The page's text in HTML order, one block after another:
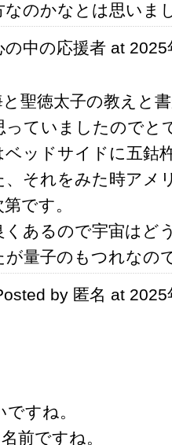
なのかなとは思いま
の中の応援者 at
聖徳太子の教えと
っていましたのでと
ッドサイドに五鈷
それをみた時アメ
です。
あるので宇宙はど
が量子のもつれなの
by 匿名 at
すね。
前ですね。